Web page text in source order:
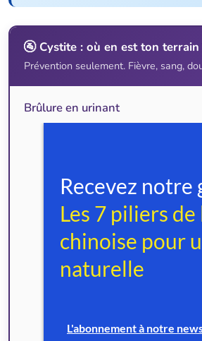
🚰 Cystite : où en est ton terrain
Prévention seulement. Fièvre, sang,
Brûlure en urinant